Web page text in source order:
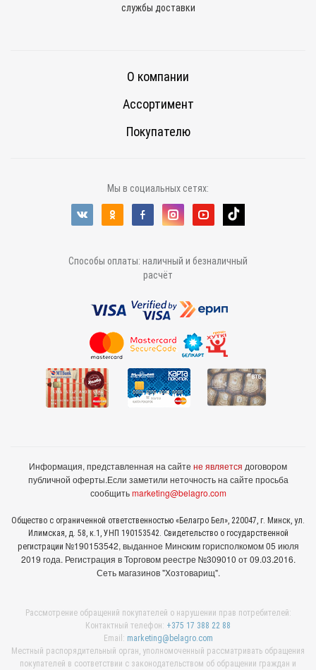
службы доставки
О компании
Ассортимент
Покупателю
Мы в социальных сетях:
Способы оплаты: наличный и безналичный
расчёт
Информация, представленная на сайте не является договором
публичной оферты.Если заметили неточность на сайте просьба
сообщитьmarketing@belagro.com
Общество с ограниченной ответственностью «Белагро Бел», 220047, г. Минск, ул.
Илимская, д. 58, к.1, УНП 190153542. Свидетельство о государственной
регистрации №190153542, выданное Минcким горисполкомом 05 июля
2019 года. Регистрация в Торговом реестре №309010 от 09.03.2016.
Сеть магазинов "Хозтоварищ".
Рассмотрение обращений покупателей о нарушении прав потребителей:
Контактный телефон: +375 17 388 22 88
Email: marketing@belagro.com
Местный распорядительный орган, уполномоченный рассматривать обращения
покупателей в соответствии с законодательством об обращении граждан и